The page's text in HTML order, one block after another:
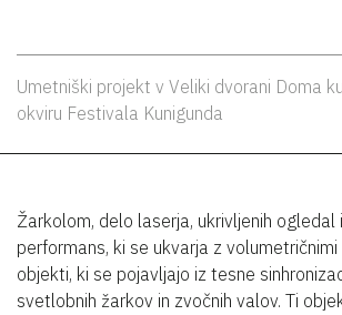
Umetniški projekt v Veliki dvorani Doma
okviru Festivala Kunigunda
Žarkolom, delo laserja, ukrivljenih ogledal
performans, ki se ukvarja z
objekti, ki se pojavljajo iz tesne
svetlobnih žarkov in zvočnih valov. Ti